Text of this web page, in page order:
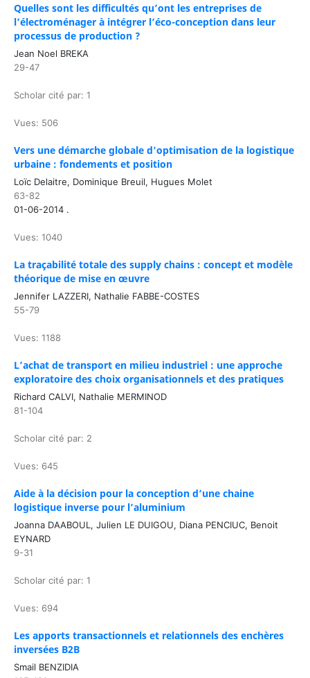
Quelles sont les difficultés qu’ont les entreprises de
l’électroménager à intégrer l’éco-conception dans leur
processus de production ?
Jean Noel BREKA
29-47
Scholar cité par: 1
Vues: 506
Vers une démarche globale d'optimisation de la logistique
urbaine : fondements et position
Loïc Delaitre, Dominique Breuil, Hugues Molet
63-82
01-06-2014 .
Vues: 1040
La traçabilité totale des supply chains : concept et modèle
théorique de mise en œuvre
Jennifer LAZZERI, Nathalie FABBE-COSTES
55-79
Vues: 1188
L’achat de transport en milieu industriel : une approche
exploratoire des choix organisationnels et des pratiques
Richard CALVI, Nathalie MERMINOD
81-104
Scholar cité par: 2
Vues: 645
Aide à la décision pour la conception d’une chaine
logistique inverse pour l’aluminium
Joanna DAABOUL, Julien LE DUIGOU, Diana PENCIUC, Benoit
EYNARD
9-31
Scholar cité par: 1
Vues: 694
Les apports transactionnels et relationnels des enchères
inversées B2B
Smail BENZIDIA